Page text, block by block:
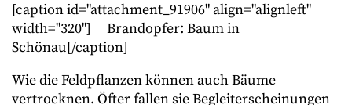
[caption id="attachment_91906" align="alignleft"
width="320"]
Brandopfer: Baum in
Schönau[/caption]
Wie die Feldpflanzen können auch Bäume
vertrocknen. Öfter fallen sie Begleiterscheinungen